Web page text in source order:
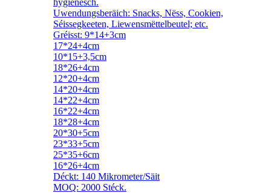
Uwendungsberäich: Snacks, Nëss, Cookien,
Séissegkeeten, Liewensmëttelbeutel; etc.
Gréisst: 9*14+3cm
17*24+4cm
10*15+3,5cm
18*26+4cm
12*20+4cm
14*20+4cm
14*22+4cm
16*22+4cm
18*28+4cm
20*30+5cm
23*33+5cm
25*35+6cm
16*26+4cm
Déckt: 140 Mikrometer/Säit
MOQ: 2000 Stéck.